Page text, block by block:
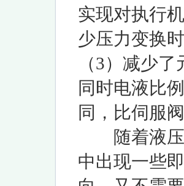
实现对执行
少压力变换
（3）减少
同时电液比
同，比伺服
随着液压
中出现一些